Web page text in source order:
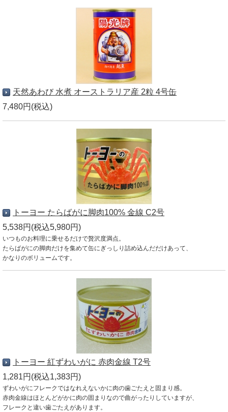
天然あわび 水煮 オーストラリア産 2粒 4号缶
7,480円(税込)
トーヨー たらばがに脚肉100% 金線 C2号
5,538円(税込5,980円)
いつものお料理に乗せるだけで贅沢度満点。
たらばがにの脚肉だけを集めて缶にぎっしり詰め込んだだけあって、
かなりのボリュームです。
トーヨー 紅ずわいがに 赤肉金線 T2号
1,281円(税込1,383円)
ずわいがにフレークではなれえないかに肉の歯ごたえと固まり感。
赤肉金線はほとんどがかに肉の固まりなので曲がったりしていますが、
フレークと違い歯ごたえがあります。